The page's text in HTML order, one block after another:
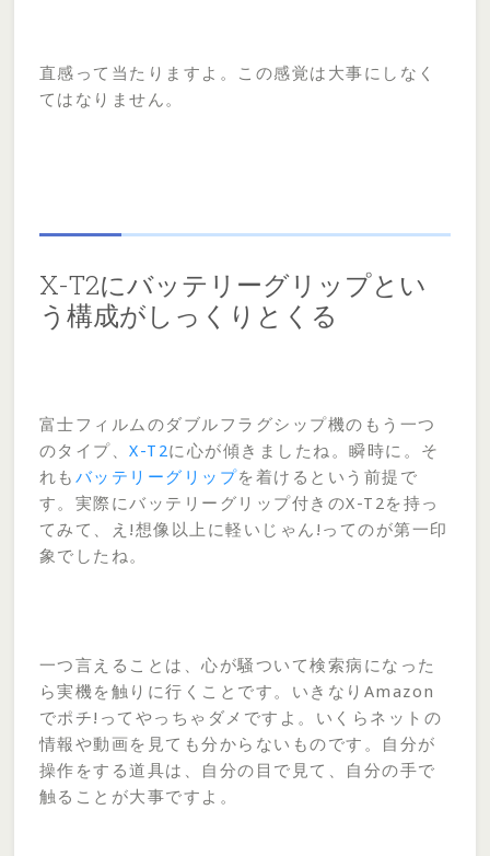
直感って当たりますよ。この感覚は大事にしなく
てはなりません。
X-T2にバッテリーグリップとい
う構成がしっくりとくる
富士フィルムのダブルフラグシップ機のもう一つ
のタイプ、X-T2に心が傾きましたね。瞬時に。そ
れも バッテリーグリップを着けるという前提で
す。実際にバッテリーグリップ付きのX-T2を持っ
てみて、え!想像以上に軽いじゃん!ってのが第一印
象でしたね。
一つ言えることは、心が騒ついて検索病になった
ら実機を触りに行くことです。いきなりAmazon
でポチ!ってやっちゃダメですよ。いくらネットの
情報や動画を見ても分からないものです。自分が
操作をする道具は、自分の目で見て、自分の手で
触ることが大事ですよ。